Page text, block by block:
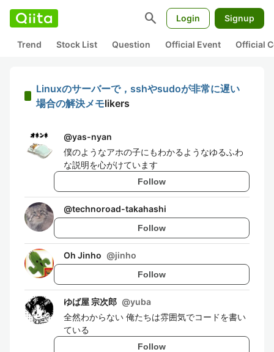
search Login Signup
Trend Stock List Question Official Event Official
Linuxのサーバーで，sshやsudoが非常に遅い
場合の解決メモlikers
@yas-nyan
僕のようなアホの子にもわかるようなゆるふわ
な説明を心がけています
Follow
@technoroad-takahashi
Follow
Oh Jinho @jinho
Follow
ゆば屋 宗次郎 @yuba
全然わからない 俺たちは雰囲気でコードを書い
ている
Follow